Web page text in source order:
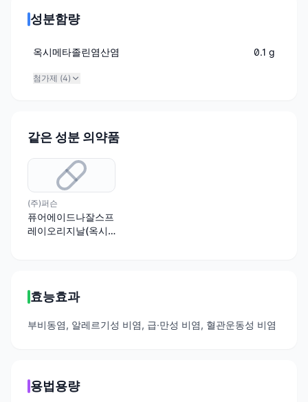
성분함량
옥시메타졸린염산염 0.1 g
첨가제 (4)
같은 성분 의약품
(주)퍼슨
퓨어에이드나잘스프
레이오리지날(옥시
Nasal Spray Extra
ASSURED NASAL
Oxymetazoline
HCI-Nasal
효능효과
부비동염, 알레르기성 비염, 급·만성 비염, 혈관운동성 비염
용법용량